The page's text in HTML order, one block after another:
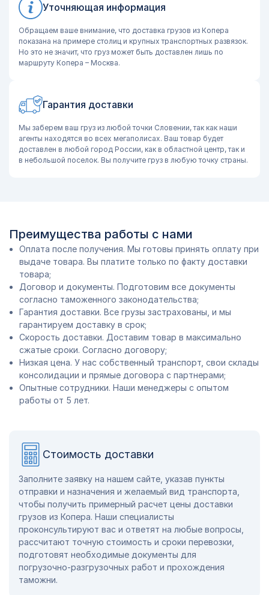
Уточняющая информация
Обращаем ваше внимание, что доставка грузов из Копера
показана на примере столиц и крупных транспортных развязок.
Но это не значит, что груз может быть доставлен лишь по
маршруту Копера – Москва.
Гарантия доставки
Мы заберем ваш груз из любой точки Словении, так как наши
агенты находятся во всех мегаполисах. Ваш товар будет
доставлен в любой город России, как в областной центр, так и
в небольшой поселок. Вы получите груз в любую точку страны.
Преимущества работы с нами
Оплата после получения. Мы готовы принять оплату при
выдаче товара. Вы платите только по факту доставки
товара;
Договор и документы. Подготовим все документы
согласно таможенного законодательства;
Гарантия доставки. Все грузы застрахованы, и мы
гарантируем доставку в срок;
Скорость доставки. Доставим товар в максимально
сжатые сроки. Согласно договору;
Низкая цена. У нас собственный транспорт, свои склады
консолидации и прямые договора с партнерами;
Опытные сотрудники. Наши менеджеры с опытом
работы от 5 лет.
Стоимость доставки
Заполните заявку на нашем сайте, указав пункты
отправки и назначения и желаемый вид транспорта,
чтобы получить примерный расчет цены доставки
грузов из Копера. Наши специалисты
проконсультируют вас и ответят на любые вопросы,
рассчитают точную стоимость и сроки перевозки,
подготовят необходимые документы для
погрузочно-разгрузочных работ и прохождения
таможни.